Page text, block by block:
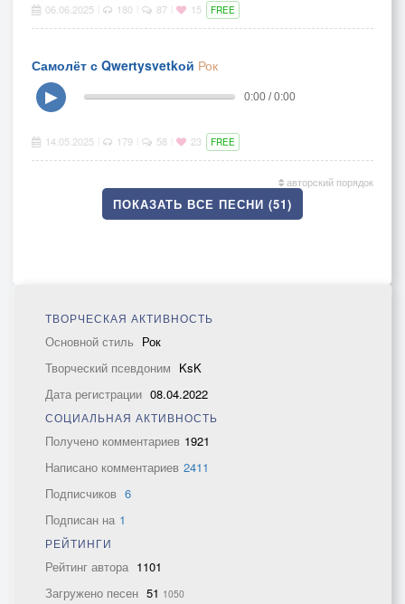
06.06.2025 180 87 15 FREE
Самолёт с Qwertysvetkой Рок
▶
0:00 / 0:00
14.05.2025 179 58 23 FREE
авторский порядок
ПОКАЗАТЬ ВСЕ ПЕСНИ (51)
ТВОРЧЕСКАЯ АКТИВНОСТЬ
Основной стиль Рок
Творческий псевдоним KsK
Дата регистрации 08.04.2022
СОЦИАЛЬНАЯ АКТИВНОСТЬ
Получено комментариев 1921
Написано комментариев 2411
Подписчиков 6
Подписан на 1
РЕЙТИНГИ
Рейтинг автора 1101
Загружено песен 51 1050